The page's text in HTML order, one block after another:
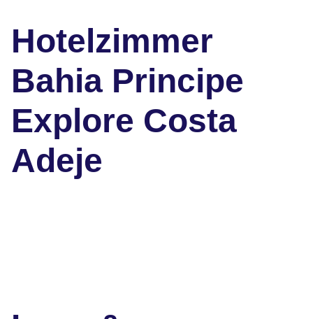
Hotelzimmer
Bahia Principe
Explore Costa
Adeje